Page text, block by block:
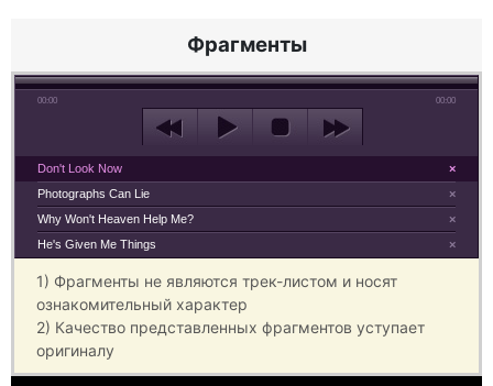
Фрагменты
00:00 00:00
×
Don't Look Now
×
Photographs Can Lie
×
Why Won't Heaven Help Me?
×
He's Given Me Things
1) Фрагменты не являются трек-листом и носят
ознакомительный характер
2) Качество представленных фрагментов уступает
оригиналу